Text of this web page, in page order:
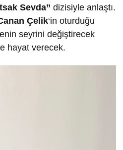
Sevda” dizisiyle anlaştı.
Çelik‘in oturduğu
seyrini değiştirecek
hayat verecek.